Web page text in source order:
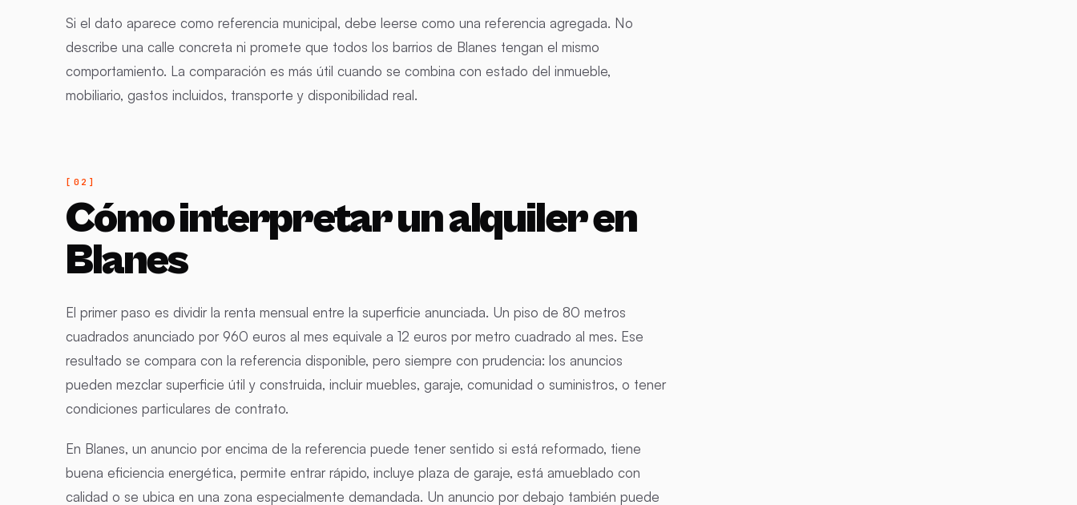
Si el dato aparece como referencia municipal, debe leerse como una referencia agregada. No
describe una calle concreta ni promete que todos los barrios de Blanes tengan el mismo
comportamiento. La comparación es más útil cuando se combina con estado del inmueble,
mobiliario, gastos incluidos, transporte y disponibilidad real.
Cómo interpretar un alquiler en
Blanes
El primer paso es dividir la renta mensual entre la superficie anunciada. Un piso de 80 metros
cuadrados anunciado por 960 euros al mes equivale a 12 euros por metro cuadrado al mes. Ese
resultado se compara con la referencia disponible, pero siempre con prudencia: los anuncios
pueden mezclar superficie útil y construida, incluir muebles, garaje, comunidad o suministros, o tener
condiciones particulares de contrato.
En Blanes, un anuncio por encima de la referencia puede tener sentido si está reformado, tiene
buena eficiencia energética, permite entrar rápido, incluye plaza de garaje, está amueblado con
calidad o se ubica en una zona especialmente demandada. Un anuncio por debajo también puede